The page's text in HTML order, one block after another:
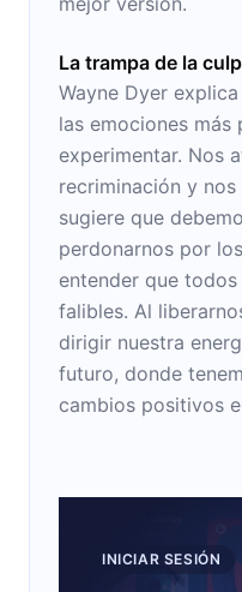
La trampa de la
Wayne Dyer
las emociones más
experimentar. Nos
recriminación y
sugiere que
perdonarnos por
entender que
falibles. Al
dirigir nuestra
futuro, donde
cambios positivos
INICIAR SESIÓN